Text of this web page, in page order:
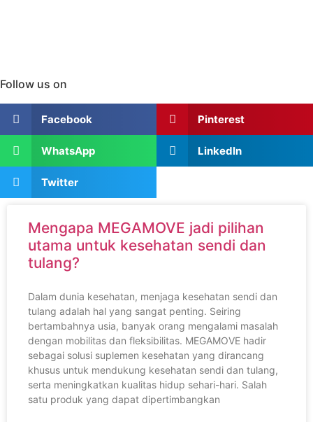
Follow us on
Facebook Pinterest
WhatsApp LinkedIn
Twitter
Mengapa MEGAMOVE jadi pilihan
utama untuk kesehatan sendi dan
tulang?
Dalam dunia kesehatan, menjaga kesehatan sendi dan
tulang adalah hal yang sangat penting. Seiring
bertambahnya usia, banyak orang mengalami masalah
dengan mobilitas dan fleksibilitas. MEGAMOVE hadir
sebagai solusi suplemen kesehatan yang dirancang
khusus untuk mendukung kesehatan sendi dan tulang,
serta meningkatkan kualitas hidup sehari-hari. Salah
satu produk yang dapat dipertimbangkan